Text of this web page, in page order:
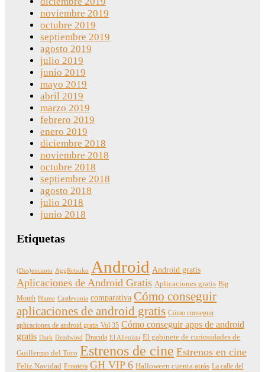
noviembre 2019
octubre 2019
septiembre 2019
agosto 2019
julio 2019
junio 2019
mayo 2019
abril 2019
marzo 2019
febrero 2019
enero 2019
diciembre 2018
noviembre 2018
octubre 2018
septiembre 2018
agosto 2018
julio 2018
junio 2018
Etiquetas
(Des)encanto AggRetsuko Android Android gratis
Aplicaciones de Android Gratis Aplicaciones gratis Big
Mouth Blame Castlevania comparativa Cómo conseguir
aplicaciones de android gratis Cómo conseguir
aplicaciones de android gratis Vol 35 Cómo conseguir apps de android
gratis Dark Deadwind Dracula El Alienista El gabinete de curiosidades de
Guillermo del Toro Estrenos de cine Estrenos en cine
Feliz Navidad Frontera GH VIP 6 Halloween cuenta atrás La calle del